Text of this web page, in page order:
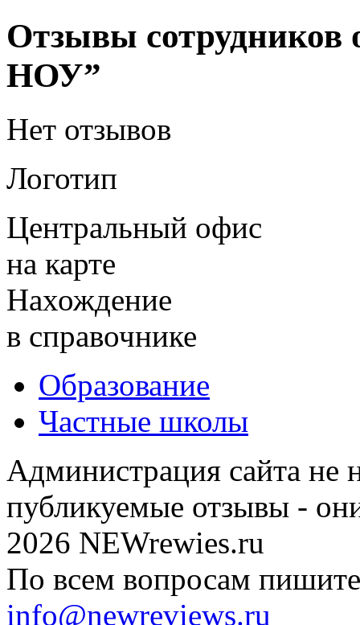
Отзывы
НОУ”
Нет отзывов
Логотип
Центральный офис
на карте
Нахождение
в справочнике
Образование
Частные школы
Администрация сайта не
публикуемые отзывы -
2026 NEWrewies.ru
По всем вопросам
info@newreviews.ru